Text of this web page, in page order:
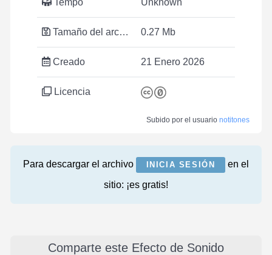
Tempo Unknown
Tamaño del archivo 0.27 Mb
Creado 21 Enero 2026
Licencia
Subido por el usuario notitones
Para descargar el archivo INICIA SESIÓN
en el
sitio: ¡es gratis!
Comparte este Efecto de Sonido